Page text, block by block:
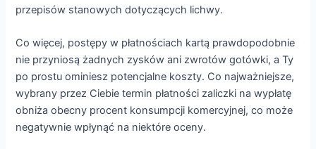
przepisów stanowych dotyczących lichwy.
Co więcej, postępy w płatnościach kartą prawdopodobnie
nie przyniosą żadnych zysków ani zwrotów gotówki, a Ty
po prostu ominiesz potencjalne koszty. Co najważniejsze,
wybrany przez Ciebie termin płatności zaliczki na wypłatę
obniża obecny procent konsumpcji komercyjnej, co może
negatywnie wpłynąć na niektóre oceny.